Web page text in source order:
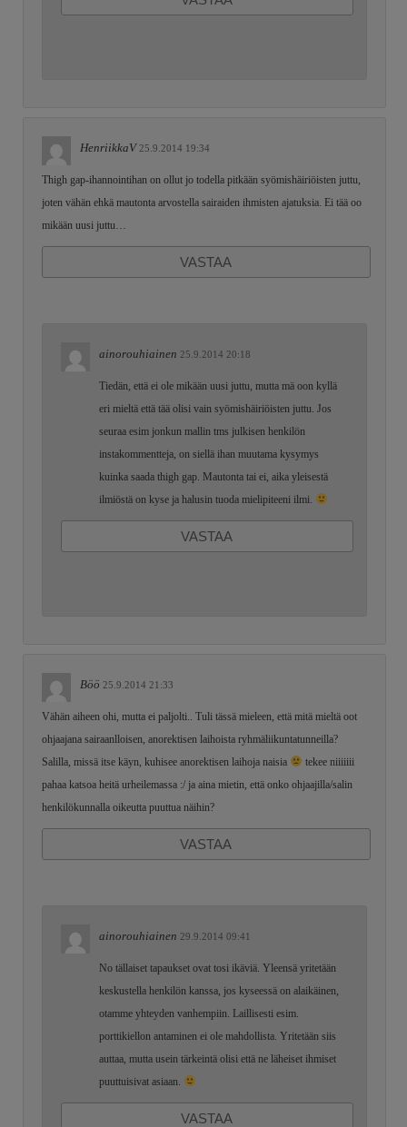
HenriikkaV 25.9.2014 19:34
Thigh gap-ihannointihan on ollut jo todella pitkään syömishäiriöisten juttu,
joten vähän ehkä mautonta arvostella sairaiden ihmisten ajatuksia. Ei tää oo
mikään uusi juttu…
VASTAA
ainorouhiainen 25.9.2014 20:18
Tiedän, että ei ole mikään uusi juttu, mutta mä oon kyllä
eri mieltä että tää olisi vain syömishäiriöisten juttu. Jos
seuraa esim jonkun mallin tms julkisen henkilön
instakommentteja, on siellä ihan muutama kysymys
kuinka saada thigh gap. Mautonta tai ei, aika yleisestä
ilmiöstä on kyse ja halusin tuoda mielipiteeni ilmi.
VASTAA
Böö 25.9.2014 21:33
Vähän aiheen ohi, mutta ei paljolti.. Tuli tässä mieleen, että mitä mieltä oot
ohjaajana sairaanlloisen, anorektisen laihoista ryhmäliikuntatunneilla?
Salilla, missä itse käyn, kuhisee anorektisen laihoja naisia
tekee niiiiiii
pahaa katsoa heitä urheilemassa :/ ja aina mietin, että onko ohjaajilla/salin
henkilökunnalla oikeutta puuttua näihin?
VASTAA
ainorouhiainen 29.9.2014 09:41
No tällaiset tapaukset ovat tosi ikäviä. Yleensä yritetään
keskustella henkilön kanssa, jos kyseessä on alaikäinen,
otamme yhteyden vanhempiin. Laillisesti esim.
porttikiellon antaminen ei ole mahdollista. Yritetään siis
auttaa, mutta usein tärkeintä olisi että ne läheiset ihmiset
puuttuisivat asiaan.
VASTAA